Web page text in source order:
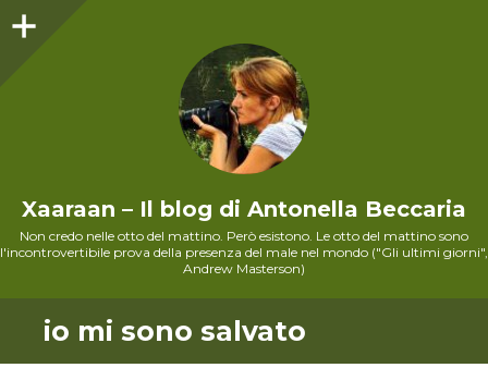
Xaaraan – Il blog di Antonella Beccaria
Non credo nelle otto del mattino. Però esistono. Le otto del mattino sono
l'incontrovertibile prova della presenza del male nel mondo ("Gli ultimi giorni",
Andrew Masterson)
io mi sono salvato